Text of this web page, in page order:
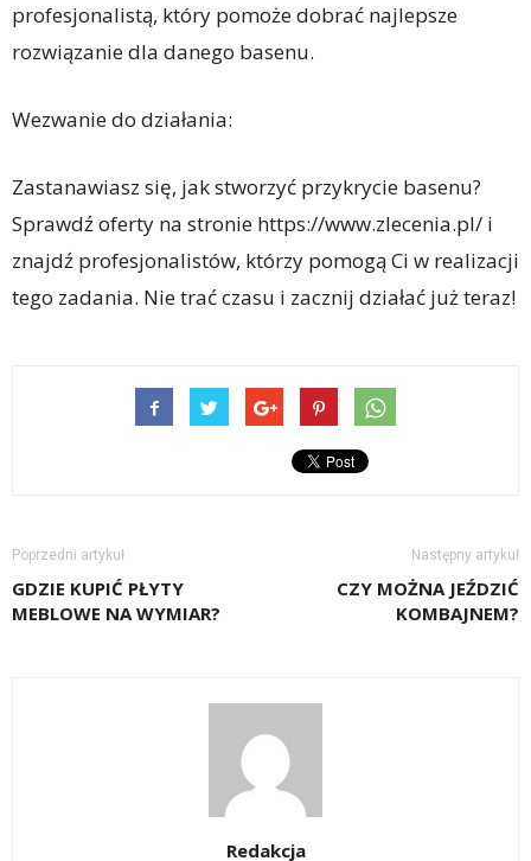
profesjonalistą, który pomoże dobrać najlepsze
rozwiązanie dla danego basenu.
Wezwanie do działania:
Zastanawiasz się, jak stworzyć przykrycie basenu?
Sprawdź oferty na stronie https://www.zlecenia.pl/ i
znajdź profesjonalistów, którzy pomogą Ci w realizacji
tego zadania. Nie trać czasu i zacznij działać już teraz!
Poprzedni artykuł
GDZIE KUPIĆ PŁYTY
MEBLOWE NA WYMIAR?
Następny artykuł
CZY MOŻNA JEŹDZIĆ
KOMBAJNEM?
Redakcja